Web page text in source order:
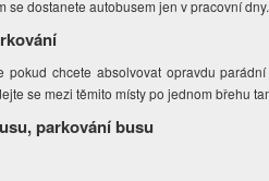
se dostanete autobusem jen v pracovní dny.
chcete absolvovat opravdu
se mezi těmito místy po jednom břehu
parkování busu